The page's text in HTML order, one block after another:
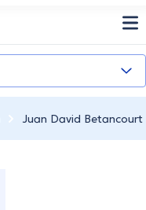
Juan David